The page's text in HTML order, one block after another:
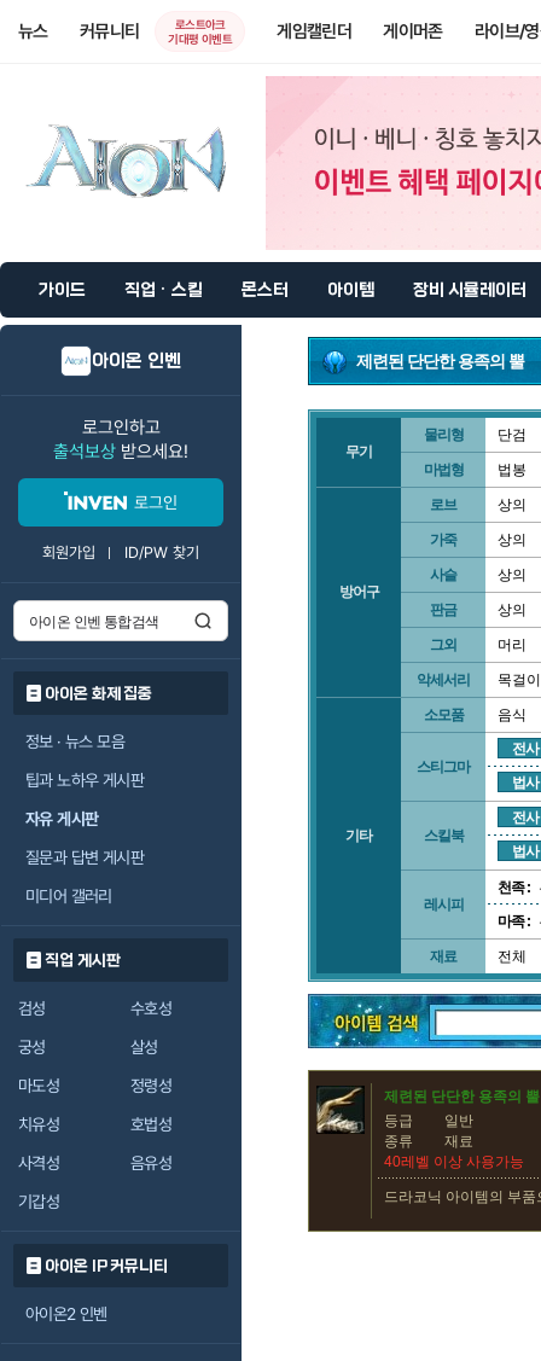
뉴스 커뮤니티
로스트아크
기대평 이벤트
게임캘린더 게이머존 라이브/
가이드 직업 · 스킬 몬스터 아이템 장비 시뮬레이터
아이온 인벤
로그인하고
출석보상 받으세요!
로그인
회원가입 ID/PW 찾기
아이온 화제 집중
정보 · 뉴스 모음
팁과 노하우 게시판
자유 게시판
질문과 답변 게시판
미디어 갤러리
직업 게시판
검성
수호성
궁성
살성
마도성
정령성
치유성
호법성
사격성
음유성
기갑성
아이온 IP 커뮤니티
아이온2 인벤
제련된 단단한 용족의 뿔
무기
물리형 단검
마법형 법봉
방어구
로브 상의
가죽 상의
사슬 상의
판금 상의
그외 머리
악세서리 목걸이
기타
소모품 음식
스티그마
전사
법사
스킬북
전사
법사
레시피
천족 :
마족 :
재료 전체
제련된 단단한 용족의 뿔
등급
일반
종류
재료
40레벨 이상 사용가능
드라코닉 아이템의 부품